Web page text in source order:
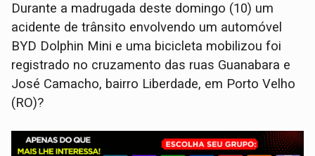
Durante a madrugada deste domingo (10) um
acidente de trânsito envolvendo um automóvel
BYD Dolphin Mini e uma bicicleta mobilizou foi
registrado no cruzamento das ruas Guanabara e
José Camacho, bairro Liberdade, em Porto Velho
(RO)?